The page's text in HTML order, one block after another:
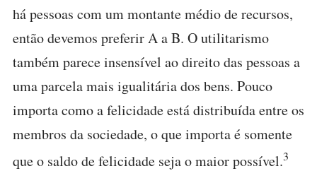
há pessoas com um montante médio de recursos,
então devemos preferir A a B. O utilitarismo
também parece insensível ao direito das pessoas a
uma parcela mais igualitária dos bens. Pouco
importa como a felicidade está distribuída entre os
membros da sociedade, o que importa é somente
que o saldo de felicidade seja o maior possível.3